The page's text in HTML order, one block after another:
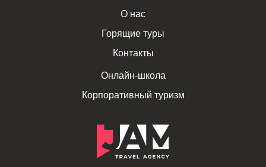
О нас
Горящие туры
Контакты
Онлайн-школа
Корпоративный туризм